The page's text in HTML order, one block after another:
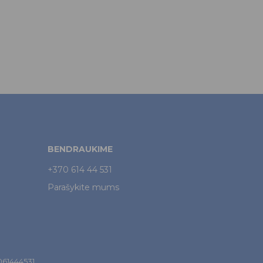
BENDRAUKIME
+370 614 44 531
Parašykite mums